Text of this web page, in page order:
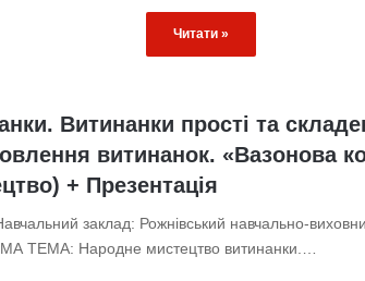
Читати »
Витинанки прості та
витинанок. «Вазонова
+ Презентація
заклад: Рожнівський навчально-
ТЕМА: Народне мистецтво витинанки.…